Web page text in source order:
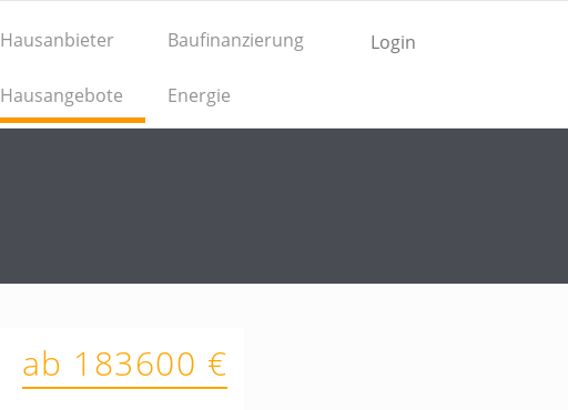
Login
Hausanbieter
Hausangebote
Baufinanzierung
Energie
ab 183600 €